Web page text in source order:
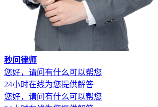
秒问律师
您好，请问有什么可以帮您
24小时在线为您提供解答
您好，请问有什么可以帮您